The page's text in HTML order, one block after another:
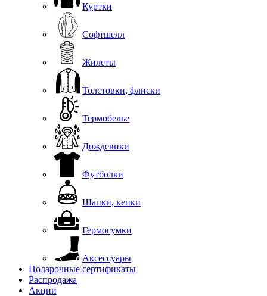
Куртки
Софтшелл
Жилеты
Толстовки, флиски
Термобелье
Дождевики
Футболки
Шапки, кепки
Гермосумки
Аксессуары
Подарочные сертификаты
Распродажа
Акции